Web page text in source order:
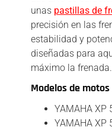
unas pastillas de
precisión en las
estabilidad y
diseñadas para
máximo la frenada.
Modelos de
YAMAHA XP
YAMAHA XP